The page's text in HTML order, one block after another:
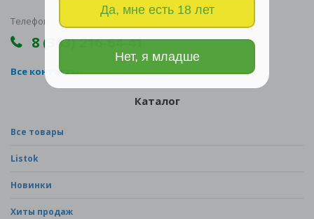
Да, мне есть 18 лет
Нет, я младше
Телефон
8 (343) 216-64-41
Все контакты
Каталог
Все товары
Listok
Новинки
Хиты продаж